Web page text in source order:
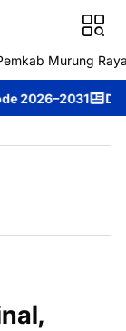
Murung
DPRD